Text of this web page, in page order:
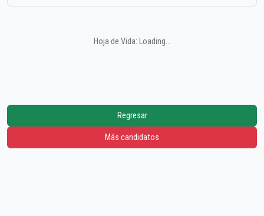
Hoja de Vida: Loading...
Regresar
Más candidatos